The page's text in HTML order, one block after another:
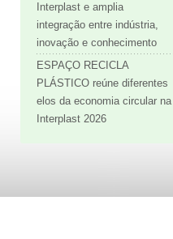
Interplast e amplia
integração entre indústria,
inovação e conhecimento
ESPAÇO RECICLA
PLÁSTICO reúne diferentes
elos da economia circular na
Interplast 2026